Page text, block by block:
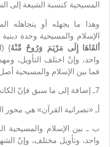
المسيحية كنسبة الشيعة إلى
وهذا ما يجهله أو يتجاهله
الإسلام والمسيحية وحدة
ألقَاهَا إِلَى مَرْيَمَ وَرُوحٌ مِّنْهُ
واحد، وإنْ اختلف التأويل،
فما بين الإسلام والمسيحية
7ـ إضافة إلى ما سبق فإنّ الكاتب يؤكد ما يلي:
أـ «نصرانية القرآن» هي محور
ب ـ بين الإسلام والمسيحية
واحد، وتأويل مختلف، وإنّ